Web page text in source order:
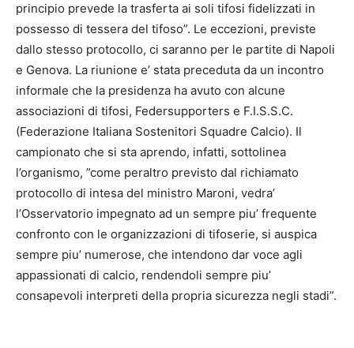
principio prevede la trasferta ai soli tifosi fidelizzati in
possesso di tessera del tifoso”. Le eccezioni, previste
dallo stesso protocollo, ci saranno per le partite di Napoli
e Genova. La riunione e’ stata preceduta da un incontro
informale che la presidenza ha avuto con alcune
associazioni di tifosi, Federsupporters e F.I.S.S.C.
(Federazione Italiana Sostenitori Squadre Calcio). Il
campionato che si sta aprendo, infatti, sottolinea
l’organismo, ”come peraltro previsto dal richiamato
protocollo di intesa del ministro Maroni, vedra’
l’Osservatorio impegnato ad un sempre piu’ frequente
confronto con le organizzazioni di tifoserie, si auspica
sempre piu’ numerose, che intendono dar voce agli
appassionati di calcio, rendendoli sempre piu’
consapevoli interpreti della propria sicurezza negli stadi”.